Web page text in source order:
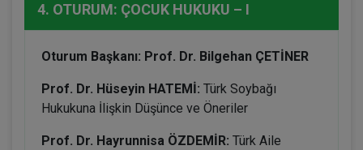
4. OTURUM: ÇOCUK HUKUKU – I
Oturum Başkanı: Prof. Dr. Bilgehan ÇETİNER
Prof. Dr. Hüseyin HATEMİ: Türk Soybağı
Hukukuna İlişkin Düşünce ve Öneriler
Prof. Dr. Hayrunnisa ÖZDEMİR: Türk Aile